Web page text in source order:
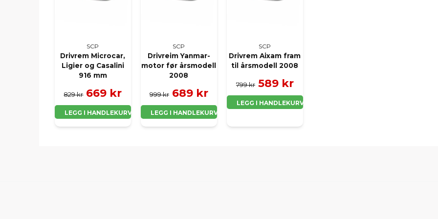
SCP
Drivrem Microcar,
Ligier og Casalini
916 mm
829 kr 669 kr
LEGG I HANDLEKURV
SCP
Drivreim Yanmar-
motor før årsmodell
2008
999 kr 689 kr
LEGG I HANDLEKURV
SCP
Drivrem Aixam fram
til årsmodell 2008
799 kr 589 kr
LEGG I HANDLEKURV